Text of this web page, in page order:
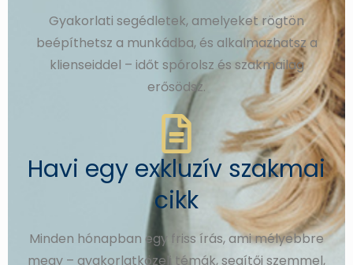
Gyakorlati segédletek, amelyeket rögtön
beépíthetsz a munkádba, és alkalmazhatsz a
klienseiddel – időt spórolsz és szakmailag
erősödsz.
Havi egy exkluzív szakmai
cikk
Minden hónapban egy friss írás, ami mélyebbre
megy – gyakorlatközeli témák, segítői szemmel,